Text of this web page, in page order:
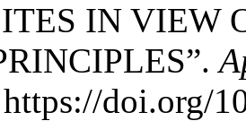
IN VIEW
doi.org/